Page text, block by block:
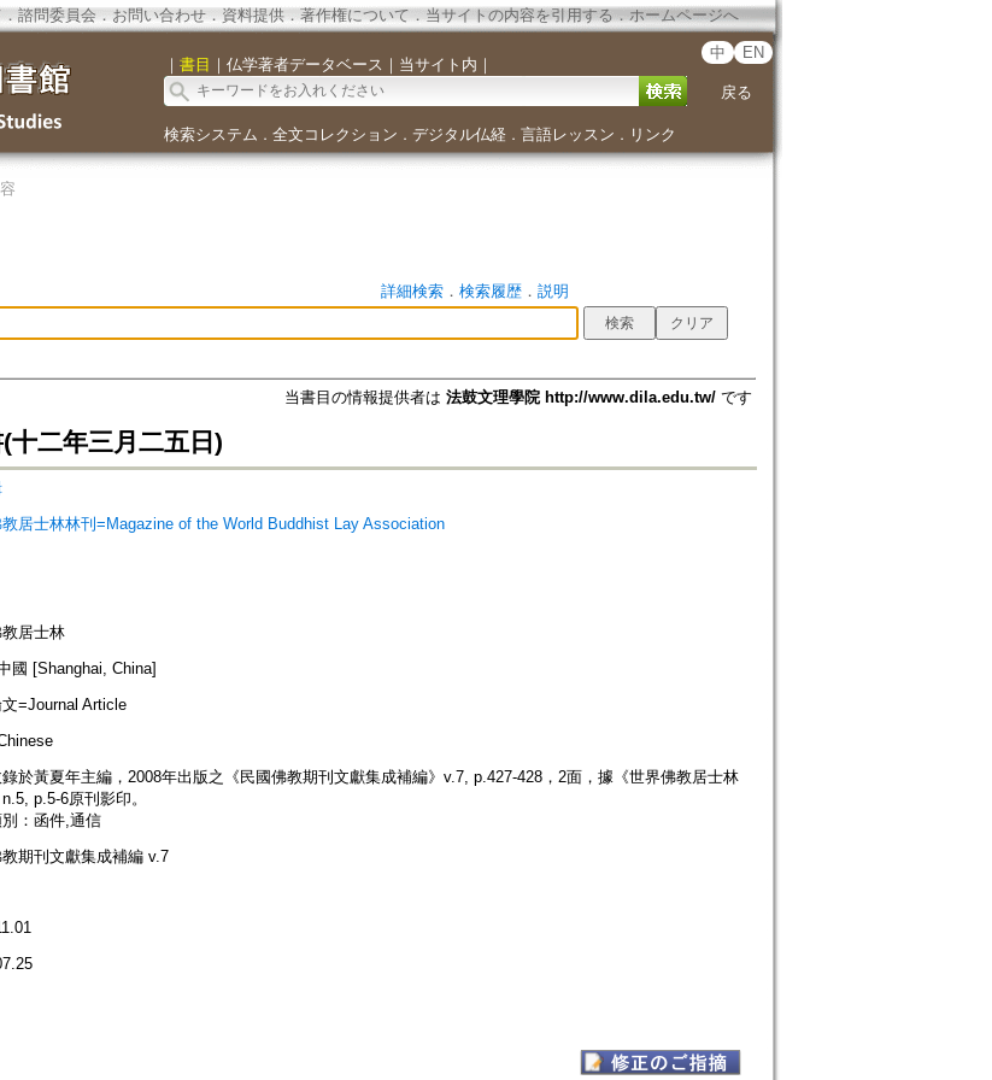
． 諮問委員会． お問い合わせ． 資料提供． 著作権について．当サイトの内容を引用する ． ホームページへ
｜ 書目 ｜ 仏学著者データベース ｜ 当サイト内 ｜
中 EN
戻る
検索システム ． 全文コレクション ． デジタル仏経． 言語レッスン ． リンク
詳細検索． 検索履歴． 説明
当書目の情報提供者は 法鼓文理學院 http://www.dila.edu.tw/です
十二年三月二五日)
居士林林刊=Magazine of the World Buddhist Lay Association
居士林
國 [Shanghai, China]
=Journal Article
於黃夏年主編，2008年出版之《民國佛教期刊文獻集成補編》v.7, p.427-428，2面，據《世界佛教居士林
p.5-6原刊影印。
：函件,通信
教期刊文獻集成補編 v.7